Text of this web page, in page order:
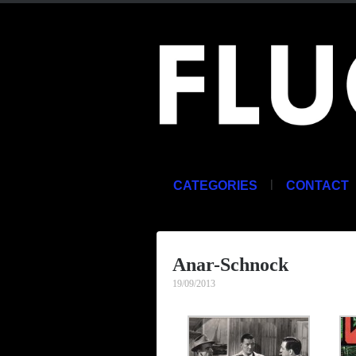
CATEGORIES | CONTACT
Anar-Schnock
19/09/2013